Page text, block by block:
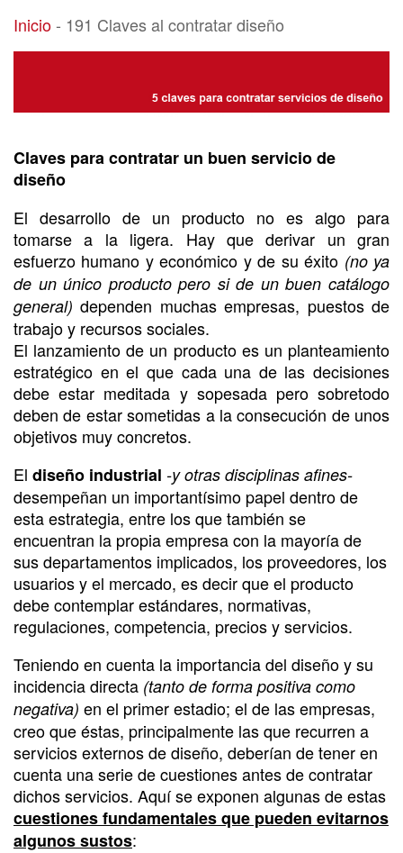
191 Claves al contratar diseño
Inicio- 191 Claves al contratar diseño
Claves para contratar un buen servicio de
diseño
El desarrollo de un producto no es algo para
tomarse a la ligera. Hay que derivar un gran
esfuerzo humano y económico y de su éxito (no ya
de un único producto pero si de un buen catálogo
general) dependen muchas empresas, puestos de
trabajo y recursos sociales.
El lanzamiento de un producto es un planteamiento
estratégico en el que cada una de las decisiones
debe estar meditada y sopesada pero sobretodo
deben de estar sometidas a la consecución de unos
objetivos muy concretos.
El diseño industrial -y otras disciplinas afines-
desempeñan un importantísimo papel dentro de
esta estrategia, entre los que también se
encuentran la propia empresa con la mayoría de
sus departamentos implicados, los proveedores, los
usuarios y el mercado, es decir que el producto
debe contemplar estándares, normativas,
regulaciones, competencia, precios y servicios.
Teniendo en cuenta la importancia del diseño y su
incidencia directa (tanto de forma positiva como
negativa) en el primer estadio; el de las empresas,
creo que éstas, principalmente las que recurren a
servicios externos de diseño, deberían de tener en
cuenta una serie de cuestiones antes de contratar
dichos servicios. Aquí se exponen algunas de estas
cuestiones fundamentales que pueden evitarnos
algunos sustos: